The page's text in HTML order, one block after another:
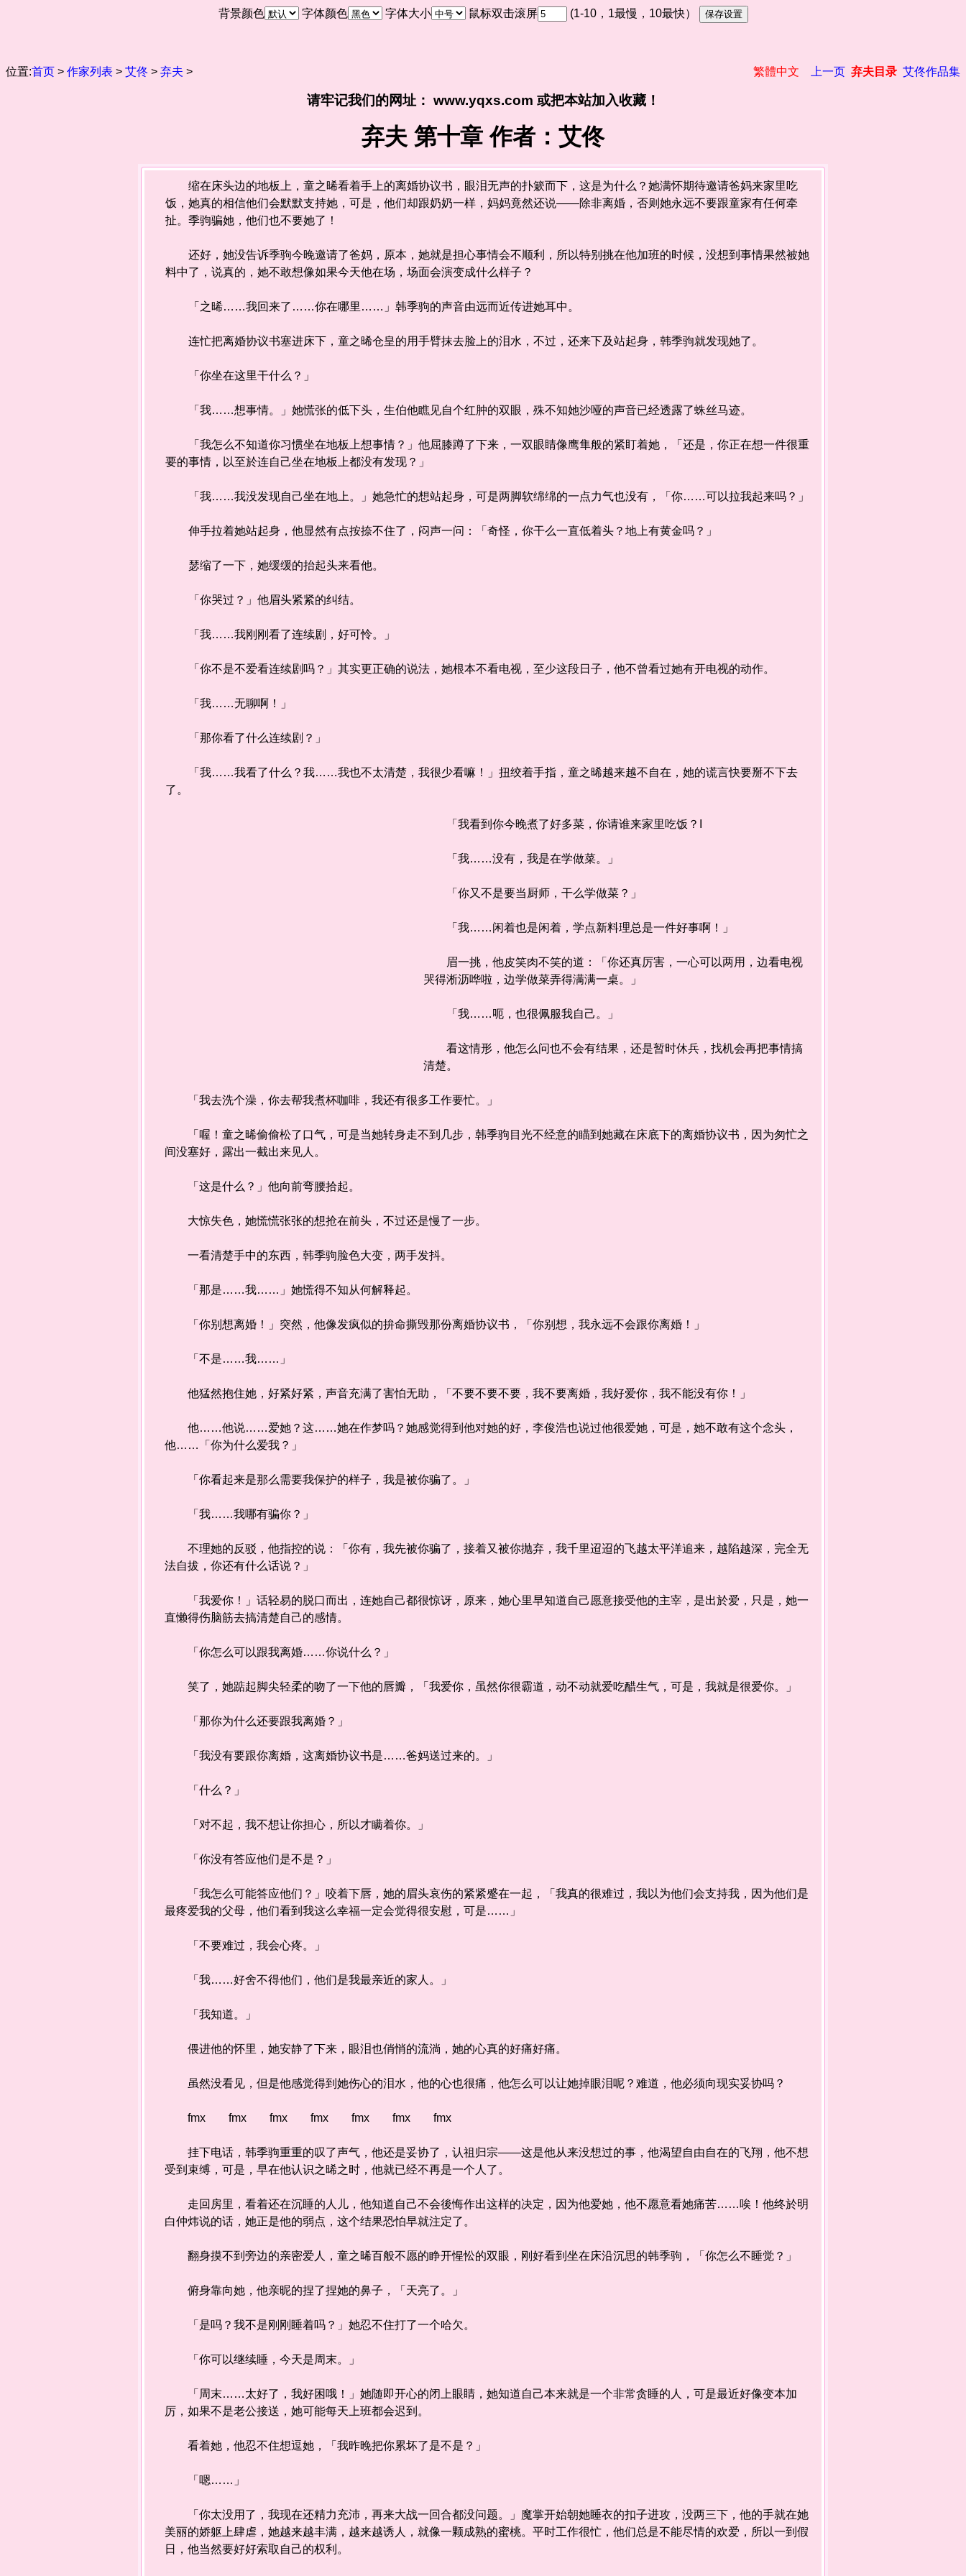
背景颜色 字体颜色 字体大小 鼠标双击滚屏 (1-10，1最慢，10最快）
位置:首页 > 作家列表 > 艾佟 > 弃夫 > 繁體中文 上一页 弃夫目录 艾佟作品集
请牢记我们的网址： www.yqxs.com 或把本站加入收藏！
弃夫 第十章 作者：艾佟
缩在床头边的地板上，童之晞看着手上的离婚协议书，眼泪无声的扑簌而下，这是为什么？她满怀期待邀请爸妈来家里吃
饭，她真的相信他们会默默支持她，可是，他们却跟奶奶一样，妈妈竟然还说——除非离婚，否则她永远不要跟童家有任何牵
扯。季驹骗她，他们也不要她了！
还好，她没告诉季驹今晚邀请了爸妈，原本，她就是担心事情会不顺利，所以特别挑在他加班的时候，没想到事情果然被她
料中了，说真的，她不敢想像如果今天他在场，场面会演变成什么样子？
「之晞……我回来了……你在哪里……」韩季驹的声音由远而近传进她耳中。
连忙把离婚协议书塞进床下，童之晞仓皇的用手臂抹去脸上的泪水，不过，还来下及站起身，韩季驹就发现她了。
「你坐在这里干什么？」
「我……想事情。」她慌张的低下头，生伯他瞧见自个红肿的双眼，殊不知她沙哑的声音已经透露了蛛丝马迹。
「我怎么不知道你习惯坐在地板上想事情？」他屈膝蹲了下来，一双眼睛像鹰隼般的紧盯着她，「还是，你正在想一件很重
要的事情，以至於连自己坐在地板上都没有发现？」
「我……我没发现自己坐在地上。」她急忙的想站起身，可是两脚软绵绵的一点力气也没有，「你……可以拉我起来吗？」
伸手拉着她站起身，他显然有点按捺不住了，闷声一问：「奇怪，你干么一直低着头？地上有黄金吗？」
瑟缩了一下，她缓缓的抬起头来看他。
「你哭过？」他眉头紧紧的纠结。
「我……我刚刚看了连续剧，好可怜。」
「你不是不爱看连续剧吗？」其实更正确的说法，她根本不看电视，至少这段日子，他不曾看过她有开电视的动作。
「我……无聊啊！」
「那你看了什么连续剧？」
「我……我看了什么？我……我也不太清楚，我很少看嘛！」扭绞着手指，童之晞越来越不自在，她的谎言快要掰不下去
了。
「我看到你今晚煮了好多菜，你请谁来家里吃饭？I
「我……没有，我是在学做菜。」
「你又不是要当厨师，干么学做菜？」
「我……闲着也是闲着，学点新料理总是一件好事啊！」
眉一挑，他皮笑肉不笑的道：「你还真厉害，一心可以两用，边看电视
哭得淅沥哗啦，边学做菜弄得满满一桌。」
「我……呃，也很佩服我自己。」
看这情形，他怎么问也不会有结果，还是暂时休兵，找机会再把事情搞
清楚。
「我去洗个澡，你去帮我煮杯咖啡，我还有很多工作要忙。」
「喔！童之晞偷偷松了口气，可是当她转身走不到几步，韩季驹目光不经意的瞄到她藏在床底下的离婚协议书，因为匆忙之
间没塞好，露出一截出来见人。
「这是什么？」他向前弯腰拾起。
大惊失色，她慌慌张张的想抢在前头，不过还是慢了一步。
一看清楚手中的东西，韩季驹脸色大变，两手发抖。
「那是……我……」她慌得不知从何解释起。
「你别想离婚！」突然，他像发疯似的拚命撕毁那份离婚协议书，「你别想，我永远不会跟你离婚！」
「不是……我……」
他猛然抱住她，好紧好紧，声音充满了害怕无助，「不要不要不要，我不要离婚，我好爱你，我不能没有你！」
他……他说……爱她？这……她在作梦吗？她感觉得到他对她的好，李俊浩也说过他很爱她，可是，她不敢有这个念头，
他……「你为什么爱我？」
「你看起来是那么需要我保护的样子，我是被你骗了。」
「我……我哪有骗你？」
不理她的反驳，他指控的说：「你有，我先被你骗了，接着又被你抛弃，我千里迢迢的飞越太平洋追来，越陷越深，完全无
法自拔，你还有什么话说？」
「我爱你！」话轻易的脱口而出，连她自己都很惊讶，原来，她心里早知道自己愿意接受他的主宰，是出於爱，只是，她一
直懒得伤脑筋去搞清楚自己的感情。
「你怎么可以跟我离婚……你说什么？」
笑了，她踮起脚尖轻柔的吻了一下他的唇瓣，「我爱你，虽然你很霸道，动不动就爱吃醋生气，可是，我就是很爱你。」
「那你为什么还要跟我离婚？」
「我没有要跟你离婚，这离婚协议书是……爸妈送过来的。」
「什么？」
「对不起，我不想让你担心，所以才瞒着你。」
「你没有答应他们是不是？」
「我怎么可能答应他们？」咬着下唇，她的眉头哀伤的紧紧蹙在一起，「我真的很难过，我以为他们会支持我，因为他们是
最疼爱我的父母，他们看到我这么幸福一定会觉得很安慰，可是……」
「不要难过，我会心疼。」
「我……好舍不得他们，他们是我最亲近的家人。」
「我知道。」
偎进他的怀里，她安静了下来，眼泪也俏悄的流淌，她的心真的好痛好痛。
虽然没看见，但是他感觉得到她伤心的泪水，他的心也很痛，他怎么可以让她掉眼泪呢？难道，他必须向现实妥协吗？
fmx fmx fmx fmx fmx fmx fmx
挂下电话，韩季驹重重的叹了声气，他还是妥协了，认祖归宗——这是他从来没想过的事，他渴望自由自在的飞翔，他不想
受到束缚，可是，早在他认识之晞之时，他就已经不再是一个人了。
走回房里，看着还在沉睡的人儿，他知道自己不会後悔作出这样的决定，因为他爱她，他不愿意看她痛苦……唉！他终於明
白仲炜说的话，她正是他的弱点，这个结果恐怕早就注定了。
翻身摸不到旁边的亲密爱人，童之晞百般不愿的睁开惺忪的双眼，刚好看到坐在床沿沉思的韩季驹，「你怎么不睡觉？」
俯身靠向她，他亲昵的捏了捏她的鼻子，「天亮了。」
「是吗？我不是刚刚睡着吗？」她忍不住打了一个哈欠。
「你可以继续睡，今天是周末。」
「周末……太好了，我好困哦！」她随即开心的闭上眼睛，她知道自己本来就是一个非常贪睡的人，可是最近好像变本加
厉，如果不是老公接送，她可能每天上班都会迟到。
看着她，他忍不住想逗她，「我昨晚把你累坏了是不是？」
「嗯……」
「你太没用了，我现在还精力充沛，再来大战一回合都没问题。」魔掌开始朝她睡衣的扣子进攻，没两三下，他的手就在她
美丽的娇躯上肆虐，她越来越丰满，越来越诱人，就像一颗成熟的蜜桃。平时工作很忙，他们总是不能尽情的欢爱，所以一到假
日，他当然要好好索取自己的权利。